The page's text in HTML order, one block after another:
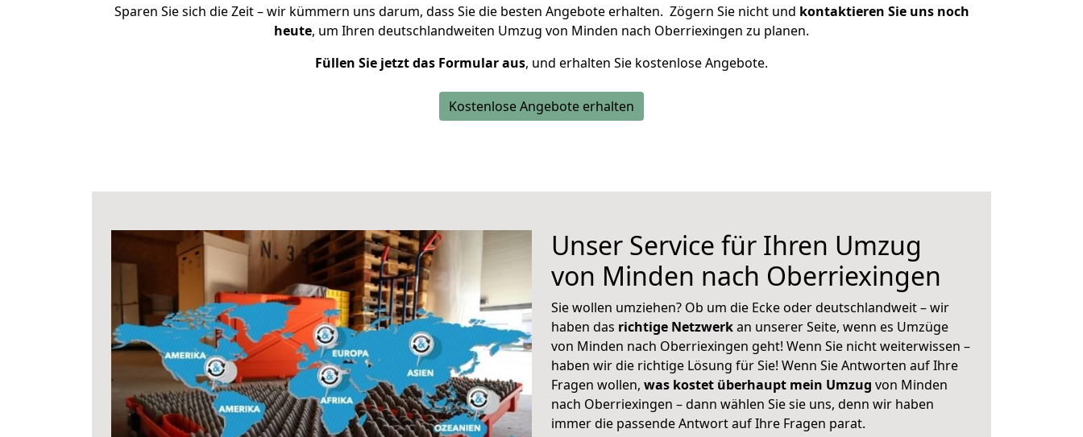
Sparen Sie sich die Zeit – wir kümmern uns darum, dass Sie die besten Angebote erhalten. Zögern Sie nicht und kontaktieren Sie uns noch
heute, um Ihren deutschlandweiten Umzug von Minden nach Oberriexingen zu planen.
Füllen Sie jetzt das Formular aus, und erhalten Sie kostenlose Angebote.
Kostenlose Angebote erhalten
Unser Service für Ihren Umzug
von Minden nach Oberriexingen
Sie wollen umziehen? Ob um die Ecke oder deutschlandweit – wir
haben das richtige Netzwerkan unserer Seite, wenn es Umzüge
von Minden nach Oberriexingen geht! Wenn Sie nicht weiterwissen –
haben wir die richtige Lösung für Sie! Wenn Sie Antworten auf Ihre
Fragen wollen, was kostet überhaupt mein Umzug von Minden
nach Oberriexingen – dann wählen Sie sie uns, denn wir haben
immer die passende Antwort auf Ihre Fragen parat.